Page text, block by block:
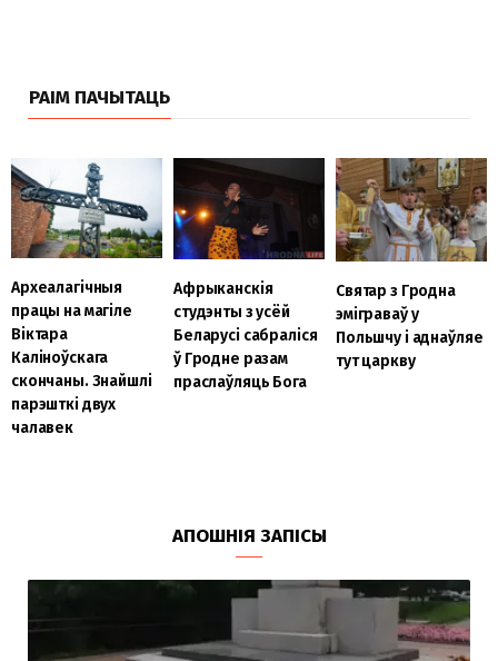
РАІМ ПАЧЫТАЦЬ
Археалагічныя
працы на магіле
Віктара
Каліноўскага
скончаны. Знайшлі
парэшткі двух
чалавек
Афрыканскія
студэнты з усёй
Беларусі сабраліся
ў Гродне разам
праслаўляць Бога
Святар з Гродна
эміграваў у
Польшчу і аднаўляе
тут царкву
АПОШНІЯ ЗАПІСЫ